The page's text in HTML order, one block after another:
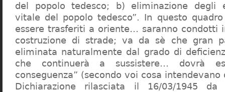
del popolo tedesco; b) eliminazione degli
vitale del popolo tedesco”. In questo
essere trasferiti a oriente… saranno condotti
costruzione di strade; va da sè che gran
eliminata naturalmente dal grado di
che continuerà a sussistere… dovrà
conseguenza” (secondo voi cosa intendevano
Dichiarazione rilasciata il 16/03/1945